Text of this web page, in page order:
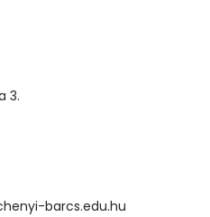
3.
barcs.edu.hu